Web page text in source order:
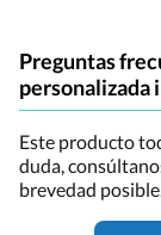
Preguntas
personalizada
Este producto
duda,
brevedad